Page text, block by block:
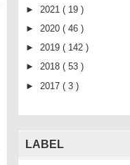
► 2021 ( 19 )
► 2020 ( 46 )
► 2019 ( 142 )
► 2018 ( 53 )
► 2017 ( 3 )
LABEL